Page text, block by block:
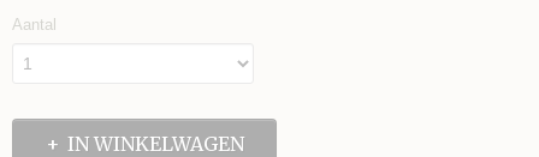
Aantal
IN WINKELWAGEN